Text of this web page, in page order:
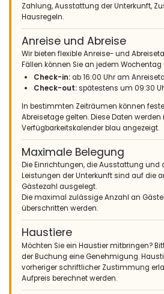
van een "paradijs op aarde". Lokatie
strand en het dorp Javea.
(Übersetzt von Google)
Villa mit schönem Garten.
Terrassen mit einem super Blick auf das
Erden.
Fantastische Ferienvilla in einer sehr
Atmosphäre der Villa und des Gartens
"Paradieses auf Erden" aufkommen.
Bezug auf den Strand und das Dorf
- 9,0
Gruppen von Freunden - April 2014 -
(Originaltext)
aan te bevelen
(Übersetzt von Google)
empfohlen
- 8,6
Familien mit kleinen Kindern - Juni 2013 -
Zahlung, Ausstattung der Unterkunft,
Hausregeln.
Anreise und Abreise
Wir bieten flexible Anreise- und
Fällen können Sie an jedem
Check-in: ab 16:00 Uhr am
Check-out:spätestens um 09:30
In bestimmten Zeiträumen können
Abreisetage gelten. Diese Daten werden
Verfügbarkeitskalender blau angezeigt.
Maximale Belegung
Die Einrichtungen, die Ausstattung und
Leistungen der Unterkunft sind auf die
Gästezahl ausgelegt.
Die maximal zulässige Anzahl an
überschritten werden.
Haustiere
Möchten Sie ein Haustier mitbringen?
der Buchung eine Genehmigung.
vorheriger schriftlicher Zustimmung
Aufpreis berechnet werden.